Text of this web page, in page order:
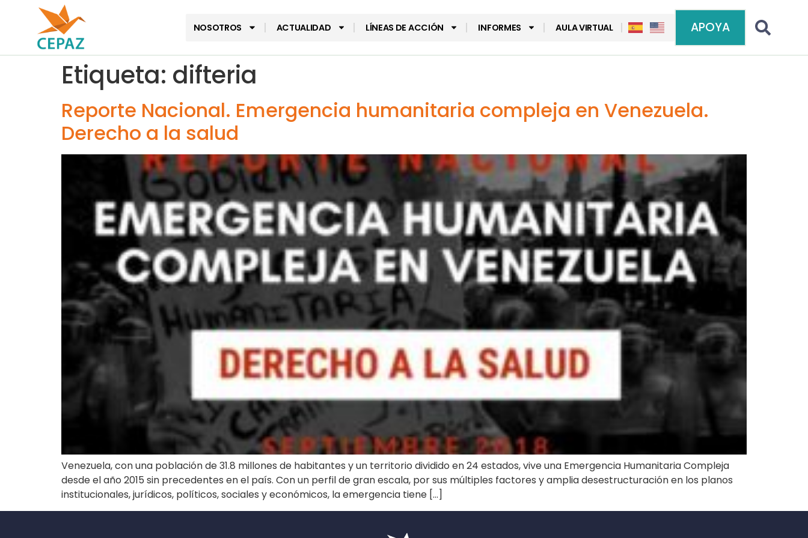
NOSOTROS ACTUALIDAD LÍNEAS DE ACCIÓN INFORMES AULA VIRTUAL APOYA
Etiqueta: difteria
Reporte Nacional. Emergencia humanitaria compleja en Venezuela.
Derecho a la salud
Venezuela, con una población de 31.8 millones de habitantes y un territorio dividido en 24 estados, vive una Emergencia Humanitaria Compleja
desde el año 2015 sin precedentes en el país. Con un perfil de gran escala, por sus múltiples factores y amplia desestructuración en los planos
institucionales, jurídicos, políticos, sociales y económicos, la emergencia tiene […]